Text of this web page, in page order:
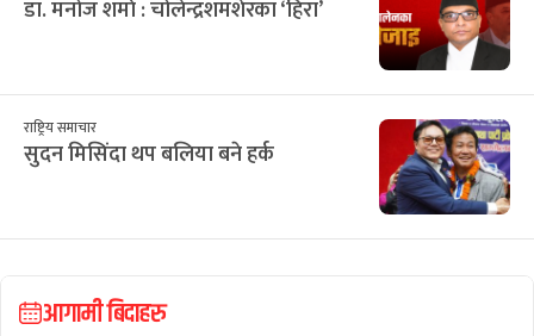
डा. मनोज शर्मा : चोलेन्द्रशमशेरका ‘हिरा’
राष्ट्रिय समाचार
सुदन मिसिंदा थप बलिया बने हर्क
आगामी बिदाहरु